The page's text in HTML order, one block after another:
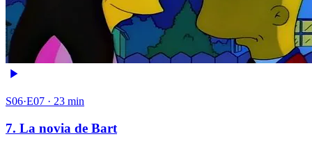
S06·E07 · 23 min
7. La novia de Bart